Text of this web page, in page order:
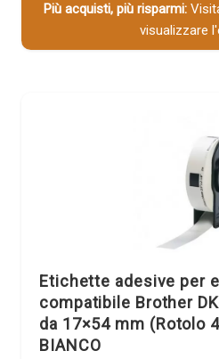
Più acquisti, più risparmi:
visualizzare
Etichette adesive per
compatibile Brother
da 17×54 mm (Rotolo
BIANCO